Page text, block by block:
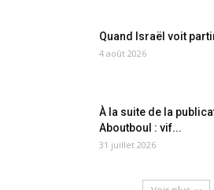
Quand Israël voit
4 août 2026
À la suite de la
Aboutboul : vif...
31 juillet 2026